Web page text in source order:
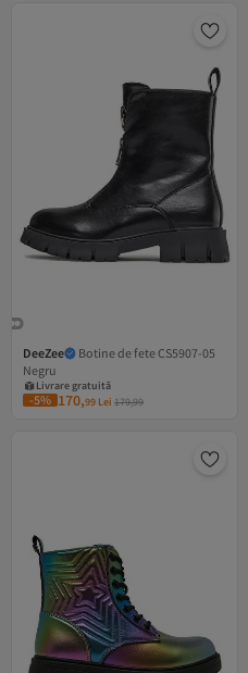
DeeZee
Botine de fete CS5907-05
Negru
Livrare gratuită
8 RON cupon
Livrare gratuită
-5% 170,99 Lei 179,99